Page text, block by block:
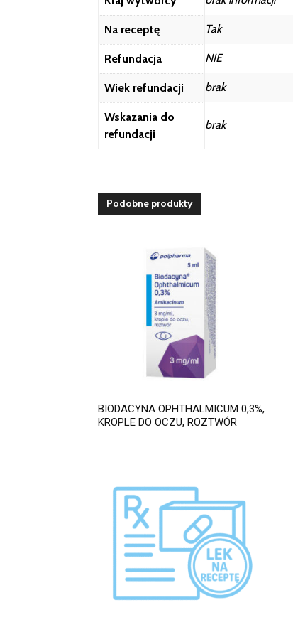
Na receptę Tak
Refundacja NIE
Wiek refundacji brak
Wskazania do
refundacji
brak
Podobne produkty
BIODACYNA OPHTHALMICUM 0,3%,
KROPLE DO OCZU, ROZTWÓR